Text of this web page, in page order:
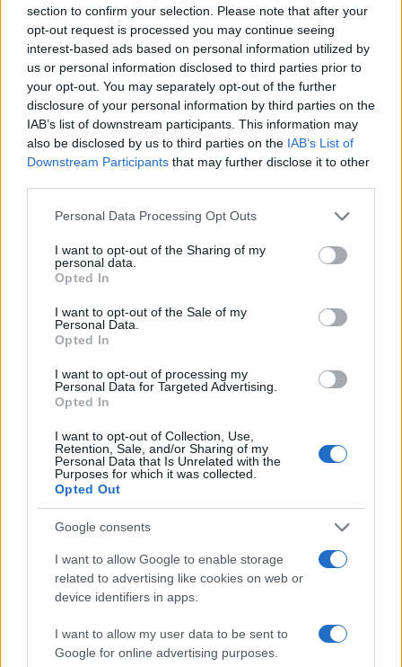
section to confirm your selection. Please note that after your
opt-out request is processed you may continue seeing
interest-based ads based on personal information utilized by
us or personal information disclosed to third parties prior to
your opt-out. You may separately opt-out of the further
disclosure of your personal information by third parties on the
IAB’s list of downstream participants. This information may
also be disclosed by us to third parties on the IAB’s List of
Downstream Participants that may further disclose it to other
Please note that this website/app uses one or more Google
not limited to your visit or usage behaviour. You may click to
grant or deny consent to Google and its third-party tags to
use your data for below specified purposes in below Google
consent section.
Personal Data Processing Opt Outs
I want to opt-out of the Sharing of my
personal data.
Opted In
I want to opt-out of the Sale of my
Personal Data.
Opted In
I want to opt-out of processing my
Personal Data for Targeted Advertising.
Opted In
I want to opt-out of Collection, Use,
Retention, Sale, and/or Sharing of my
Personal Data that Is Unrelated with the
Purposes for which it was collected.
Opted Out
Google consents
I want to allow Google to enable storage
related to advertising like cookies on web or
device identifiers in apps.
I want to allow my user data to be sent to
Google for online advertising purposes.
Ακολουθήστε το Νewsit.gr στο Google Newsκαι
ενημερωθείτε πρώτοι για όλη την ειδησεογραφία και τα
τελευταία νέα της ημέρας
Πιο δημοφιλή
Έφυγαν οι συνεργάτες, μένει η Μαρία
«Ελπίδα για τη Δημοκρατία»
Σαμοθράκη: «Μαμά νόμιζες ότι δε θα σε
ξαναδώ;» – Τα πρώτα λόγια του 22χρονου
που έπεσε σε κανάλι με καυτό νερό
Ψάθα: «Δεν υπήρξε τεχνικό πρόβλημα με
τα δύο ελικόπτερα» κατέθεσαν ο Βρετανός
χειριστής και ο Έλληνας διερμηνέας
Mirror: Οι φωτιές στην Αιγιάλεια έκαναν
στάχτη το όνειρο οικογένειας από τη
Πελοπόννησο – «Δεν χάσαμε μόνο ένα
σπίτι»
«Βαριά καμπάνα» στον 27χρονο τράπερ
που έτρεχε με 182 χιλιόμετρα την ώρα σε
Πιο σχολιασμένα
για την ηλεκτρική διασύνδεση Ελλάδας –
Κύπρου: «Ισχυρή ψήφος εμπιστοσύνης» η